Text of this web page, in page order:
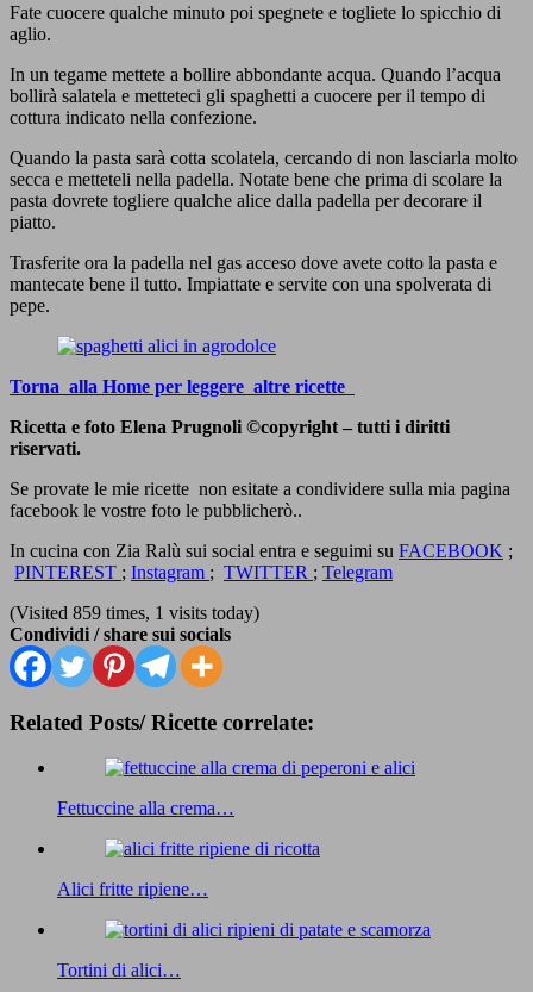
Fate cuocere qualche minuto poi spegnete e togliete lo spicchio di
aglio.
In un tegame mettete a bollire abbondante acqua. Quando l’acqua
bollirà salatela e metteteci gli spaghetti a cuocere per il tempo di
cottura indicato nella confezione.
Quando la pasta sarà cotta scolatela, cercando di non lasciarla molto
secca e metteteli nella padella. Notate bene che prima di scolare la
pasta dovrete togliere qualche alice dalla padella per decorare il
piatto.
Trasferite ora la padella nel gas acceso dove avete cotto la pasta e
mantecate bene il tutto. Impiattate e servite con una spolverata di
pepe.
Torna alla Home per leggere altre ricette
Ricetta e foto Elena Prugnoli ©copyright – tutti i diritti
riservati.
Se provate le mie ricette non esitate a condividere sulla mia pagina
facebook le vostre foto le pubblicherò..
In cucina con Zia Ralù sui social entra e seguimi su FACEBOOK ;
PINTEREST ; Instagram ; TWITTER ; Telegram
(Visited 859 times, 1 visits today)
Condividi / share sui socials
Related Posts/ Ricette correlate:
Fettuccine alla crema…
Alici fritte ripiene…
Tortini di alici…